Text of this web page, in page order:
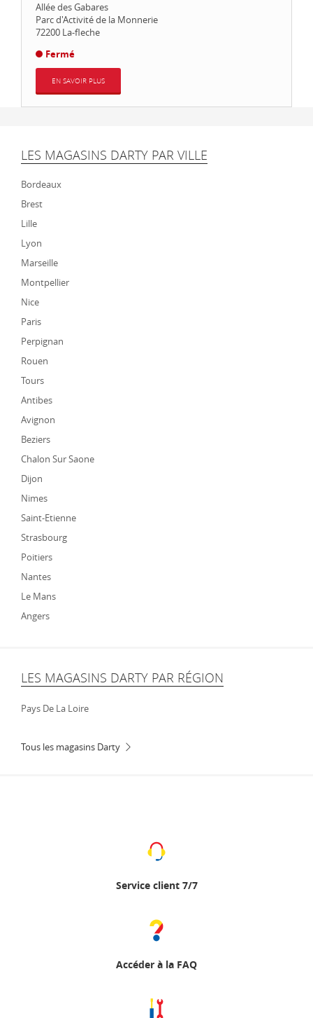
Allée des Gabares
Parc d'Activité de la Monnerie
72200 La-fleche
Fermé
EN SAVOIR PLUS
LES MAGASINS DARTY PAR VILLE
Bordeaux
Brest
Lille
Lyon
Marseille
Montpellier
Nice
Paris
Perpignan
Rouen
Tours
Antibes
Avignon
Beziers
Chalon Sur Saone
Dijon
Nimes
Saint-Etienne
Strasbourg
Poitiers
Nantes
Le Mans
Angers
LES MAGASINS DARTY PAR RÉGION
Pays De La Loire
Tous les magasins Darty
Service client 7/7
Accéder à la FAQ